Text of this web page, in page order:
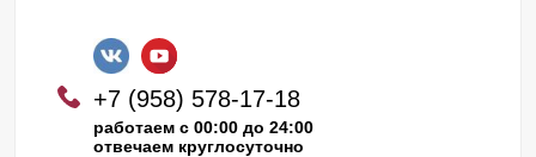
+7 (958) 578-17-18
работаем с 00:00 до 24:00
отвечаем круглосуточно